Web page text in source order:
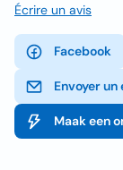
Écrire un avis
Facebook
Envoyer un
Maak een